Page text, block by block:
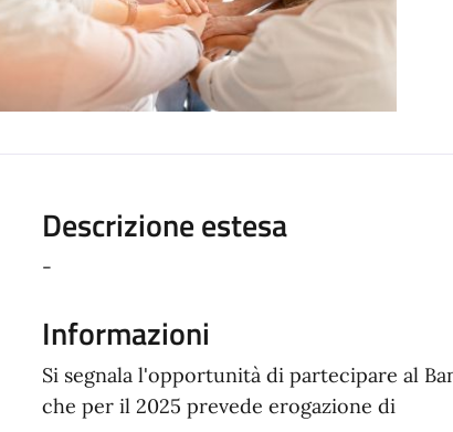
Descrizione estesa
-
Informazioni
Si segnala l'opportunità di partecipare al
che per il 2025 prevede erogazione di